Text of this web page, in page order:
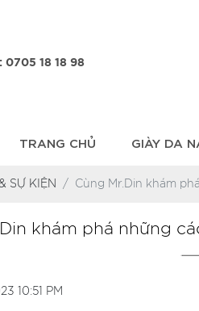
0705 18 18 98
TRANG CHỦ GIÀY DA
SỰ KIỆN Cùng Mr.Din khám
khám phá những
10:51 PM